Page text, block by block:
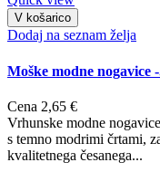
V košarico
Dodaj na seznam želja
Moške modne nogavice
Cena 2,65 €
Vrhunske modne
s temno modrimi črtami,
kvalitetnega česanega...